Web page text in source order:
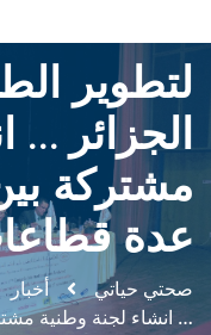
لتطوير
الجزائر …
مشتركة
عدة
صحتي حياتي أخبار
… انشاء لجنة وطنية